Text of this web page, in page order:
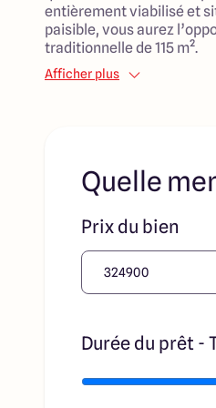
entièrement viabilisé et
paisible, vous aurez
traditionnelle de 115 m².
La maison comprendra 4
quotidien.
l’épanouissement des
des commodités
trouverez des services
des espaces verts.
proximité avec la ville.
Ce projet représente
Afficher plus
Quelle
Prix du bien
Durée du prêt -